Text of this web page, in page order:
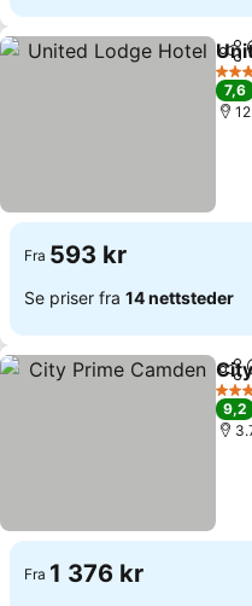
Del
4
7,6
Fra 593 kr
Se priser fra 14 nettsteder
Del
4
9,2
Fra 1 376 kr